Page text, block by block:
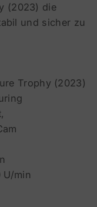
(2023) die
und sicher zu
Trophy (2023)
U/min